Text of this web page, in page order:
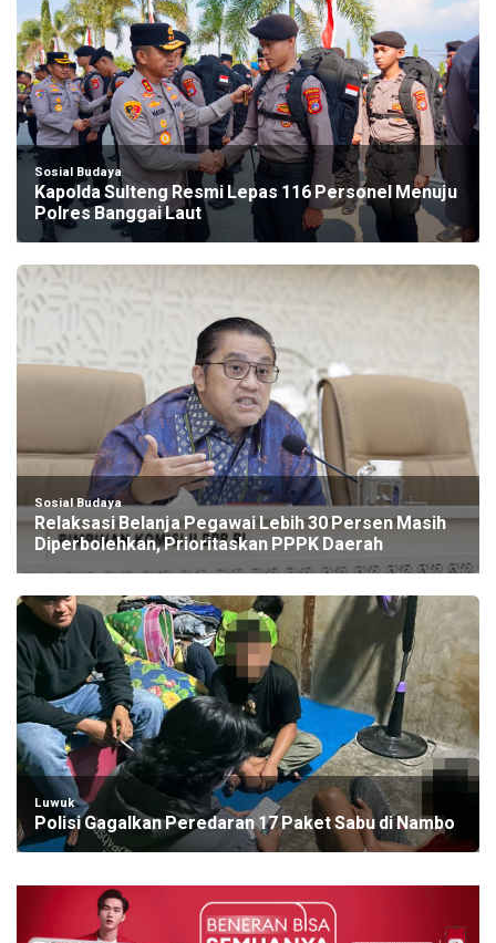
Sosial Budaya
Kapolda Sulteng Resmi Lepas 116 Personel Menuju
Polres Banggai Laut
Sosial Budaya
Relaksasi Belanja Pegawai Lebih 30 Persen Masih
Diperbolehkan, Prioritaskan PPPK Daerah
Luwuk
Polisi Gagalkan Peredaran 17 Paket Sabu di Nambo